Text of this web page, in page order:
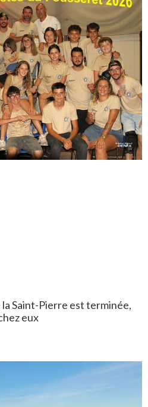
Saint-Pierre est terminée,
eux